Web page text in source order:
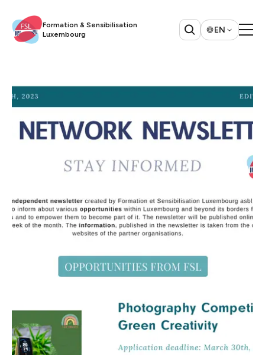
Formation & Sensibilisation
Luxembourg​​​​‌ ‍ ​‍​‍‌‍ ‌ ​‍‌‍‍‌‌‍‌ ‌‍‍‌‌‍ ‍​‍​‍​ ‍‍​‍​‍‌ ​ ‌‍​‌‌‍ ‍‌‍‍‌‌ ‌​‌ ‍‌​‍ ‍‌‍‍‌‌‍ ​‍​‍​‍ ​​‍​‍‌‍‍​‌ ​‍‌‍‌‌‌‍‌‍​‍​‍​ ‍‍​‍​‍​‍ ‌ ​ ‌ ‌​‌ ‌‌‌‍‌​‌‍‍‌‌‍ ​‍ ‌‍‍‌‌‍ ‍‌ ‌​‌‍‌‌‌‍ ‍‌ ‌​​‍ ‌‍‌‌‌‍‌​‌‍‍‌‌ ‌​​‍ ‌‍ ‌‌‍ ‌‍‌​‌‍‌‌​ ‌‌ ​​‌ ​‍‌‍‌‌‌ ​ ‌‍‌‌‌‍ ‍‌ ‌​‌‍​‌‌ ‌​‌‍‍‌‌‍ ‌‍ ‍​ ‍ ‌‍‍‌‌‍‌​​ ‌‌ ​ ‌‍‍‌‌ ‌​‌‍‌‌‌‌​ ‌‍‌‌‌ ‌​‌ ‌​‌‍‍‌‌‍ ‍‌‍‌ ‌ ​ ​ ‍ ‌ ‌​‌ ‍‌‌ ​​‌‍‌‌​ ‌‌ ​ ‌‍‍‌‌ ‌​‌‍‌‌‌‌​ ‌‍‌‌‌ ‌​‌ ‌​‌‍‍‌‌‍ ‍‌‍‌ ‌ ​ ​ ‍ ‌ ​​‌‍​‌‌ ‌​‌‍‍​​ ‌‌‍​‍‌ ​‍‌‍​‌‌‍ ‍‌‍‌​‌‍‍‌‌‍ ‍‌‍‌ ​‍ ‍‌‍​‍‌ ​‍‌‍​‌‌‍ ‍‌‍‌​‌​ ‍‌‍​‌‌‍ ‌‌‍‌‌​ ‌‍​‍‌‍​‌‌ ​ ‌‍‌‌‌‌‌‌‌ ​‍‌‍ ​​ ‌​‍‌‌​ ​‍‌​‌‍‌ ​ ‌ ‌​‌ ‌‌‌‍‌​‌‍‍‌‌‍ ​‍‌‍‌‍‍‌‌‍‌​​ ‌‌ ​ ‌‍‍‌‌ ‌​‌‍‌‌‌‌​ ‌‍‌‌‌ ‌​‌ ‌​‌‍‍‌‌‍ ‍‌‍‌ ‌ ​ ​‍‌‍‌ ‌​‌ ‍‌‌ ​​‌‍‌‌​ ‌‌ ​ ‌‍‍‌‌ ‌​‌‍‌‌‌‌​ ‌‍‌‌‌ ‌​‌ ‌​‌‍‍‌‌‍ ‍‌‍‌ ‌ ​ ​‍‌‍‌ ​​‌‍​‌‌ ‌​‌‍‍​​ ‌‌‍​‍‌ ​‍‌‍​‌‌‍ ‍‌‍‌​‌‍‍‌‌‍ ‍‌‍‌ ​‍ ‍‌‍​‍‌ ​‍‌‍​‌‌‍ ‍‌‍‌​‌​ ‍‌‍​‌‌‍ ‌‌‍‌‌​‍‌‍‌ ​​‌‍‌‌‌ ​‍‌ ​ ‌ ​​‌‍‌‌‌‍​ ‌ ‌​‌‍‍‌‌ ‌‍‌‍‌‌​ ‌‌ ​​‌ ‌‌‌‍​‍‌‍ ​‌‍‍‌‌ ​ ‌‍‍​‌‍‌‌‌‍‌​​‍​‍‌ ‌
EN